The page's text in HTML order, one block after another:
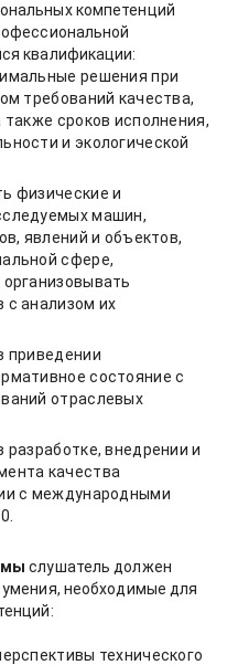
компетенций
квалификации:
решения при
требований качества,
сроков исполнения,
и экологической
физические и
машин,
явлений и объектов,
сфере,
с анализом их
приведении
состояние с
отраслевых
разработке, внедрении и
качества
с международными
слушатель должен
необходимые для
технического